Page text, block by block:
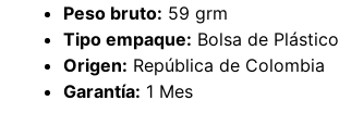
Peso bruto: 59 grm
Tipo empaque: Bolsa de Plástico
Origen: República de Colombia
Garantía: 1 Mes